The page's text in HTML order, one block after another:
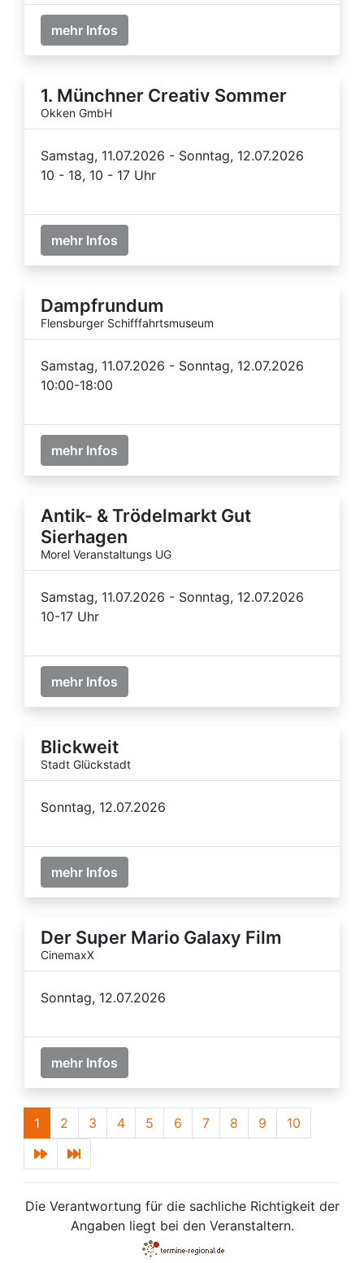
mehr Infos
1. Münchner Creativ Sommer
Okken GmbH
Samstag, 11.07.2026 - Sonntag, 12.07.2026
10 - 18, 10 - 17 Uhr
mehr Infos
Dampfrundum
Flensburger Schifffahrtsmuseum
Samstag, 11.07.2026 - Sonntag, 12.07.2026
10:00-18:00
mehr Infos
Antik- & Trödelmarkt Gut
Sierhagen
Morel Veranstaltungs UG
Samstag, 11.07.2026 - Sonntag, 12.07.2026
10-17 Uhr
mehr Infos
Blickweit
Stadt Glückstadt
Sonntag, 12.07.2026
mehr Infos
Der Super Mario Galaxy Film
CinemaxX
Sonntag, 12.07.2026
mehr Infos
1 2 3 4 5 6 7 8 9 10
Die Verantwortung für die sachliche Richtigkeit der
Angaben liegt bei den Veranstaltern.